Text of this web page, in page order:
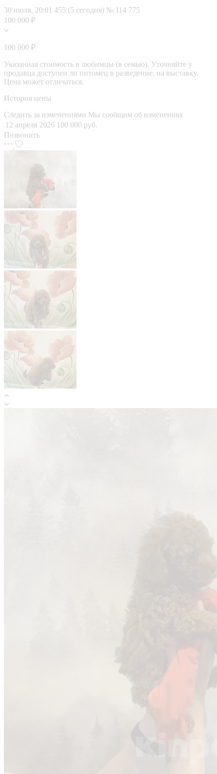
30 июля, 20:01 455 (5 сегодня) № 114 775
100 000 ₽
100 000 ₽
Указанная стоимость в любимцы (в семью). Уточняйте у
продавца доступен ли питомец в разведение, на выставку.
Цена может отличаться.
История цены
Следить за изменениями Мы сообщим об изменениях
12 апреля 2026 100 000 руб.
Позвонить